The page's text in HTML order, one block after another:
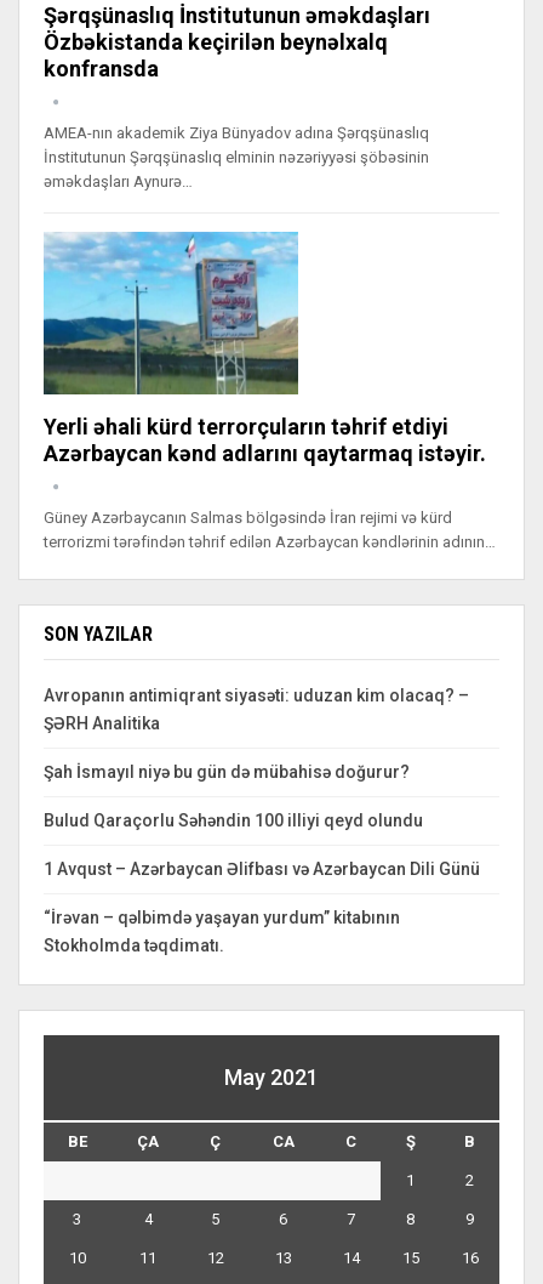
Şərqşünaslıq İnstitutunun əməkdaşları
Özbəkistanda keçirilən beynəlxalq
konfransda
AMEA-nın akademik Ziya Bünyadov adına Şərqşünaslıq
İnstitutunun Şərqşünaslıq elminin nəzəriyyəsi şöbəsinin
əməkdaşları Aynurə…
Yerli əhali kürd terrorçuların təhrif etdiyi
Azərbaycan kənd adlarını qaytarmaq istəyir.
Güney Azərbaycanın Salmas bölgəsində İran rejimi və kürd
terrorizmi tərəfindən təhrif edilən Azərbaycan kəndlərinin adının…
SON YAZILAR
Avropanın antimiqrant siyasəti: uduzan kim olacaq? –
ŞƏRH Analitika
Şah İsmayıl niyə bu gün də mübahisə doğurur?
Bulud Qaraçorlu Səhəndin 100 illiyi qeyd olundu
1 Avqust – Azərbaycan Əlifbası və Azərbaycan Dili Günü
“İrəvan – qəlbimdə yaşayan yurdum” kitabının
Stokholmda təqdimatı.
May 2021
BE ÇA Ç CA C Ş B
1 2
3 4 5 6 7 8 9
10 11 12 13 14 15 16